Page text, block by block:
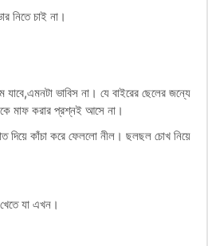
নিতে চাই না।
ভাবিস না। যে বাইরের ছেলের জন্যে
মাফ করার প্রশ্নই আসে না।
দিয়ে কাঁচা করে ফেললো নীল। ছলছল চোখ নিয়ে
যা এখন।